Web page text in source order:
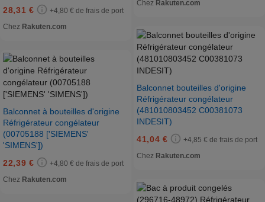
28,31 €
+4,80 € de frais de port
Chez Rakuten.com
Balconnet à bouteilles d'origine
Réfrigérateur congélateur
(00705188 ['SIEMENS'
'SIMENS'])
22,39 €
+4,80 € de frais de port
Chez Rakuten.com
Chez Rakuten.com
Balconnet bouteilles d'origine
Réfrigérateur congélateur
(481010803452 C00381073
INDESIT)
41,04 €
+4,85 € de frais de port
Chez Rakuten.com